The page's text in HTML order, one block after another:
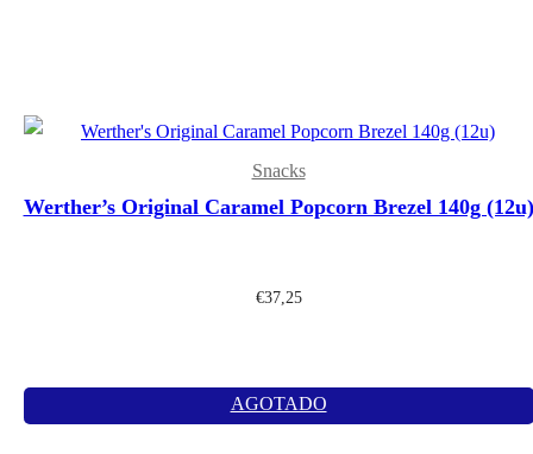
Snacks
Werther’s Original Caramel Popcorn Brezel 140g (12u)
€37,25
AGOTADO